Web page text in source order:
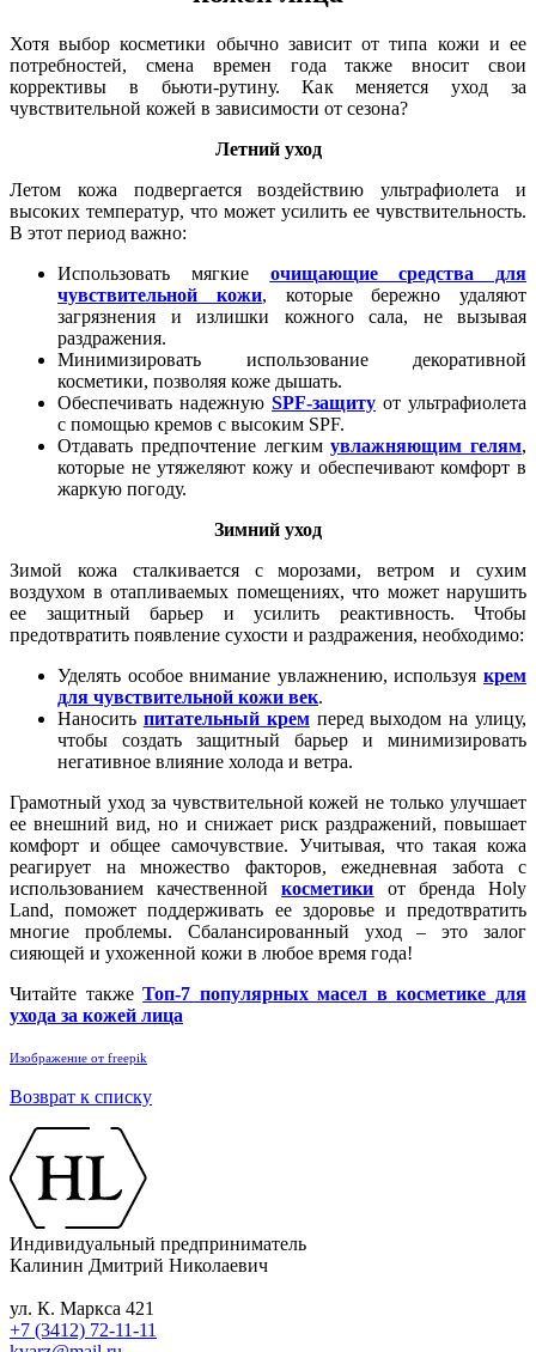
Хотя выбор косметики обычно зависит от типа кожи и ее
потребностей, смена времен года также вносит свои
коррективы в бьюти-рутину. Как меняется уход за
чувствительной кожей в зависимости от сезона?
Летний уход
Летом кожа подвергается воздействию ультрафиолета и
высоких температур, что может усилить ее чувствительность.
В этот период важно:
Использовать мягкие очищающие средства для
чувствительной кожи, которые бережно удаляют
загрязнения и излишки кожного сала, не вызывая
раздражения.
Минимизировать использование декоративной
косметики, позволяя коже дышать.
Обеспечивать надежную SPF-защиту от ультрафиолета
с помощью кремов с высоким SPF.
Отдавать предпочтение легкимувлажняющим гелям,
которые не утяжеляют кожу и обеспечивают комфорт в
жаркую погоду.
Зимний уход
Зимой кожа сталкивается с морозами, ветром и сухим
воздухом в отапливаемых помещениях, что может нарушить
ее защитный барьер и усилить реактивность. Чтобы
предотвратить появление сухости и раздражения, необходимо:
Уделять особое внимание увлажнению, используя крем
для чувствительной кожи век.
Наносить питательный кремперед выходом на улицу,
чтобы создать защитный барьер и минимизировать
негативное влияние холода и ветра.
Грамотный уход за чувствительной кожей не только улучшает
ее внешний вид, но и снижает риск раздражений, повышает
комфорт и общее самочувствие. Учитывая, что такая кожа
реагирует на множество факторов, ежедневная забота с
использованием качественнойкосметики от бренда Holy
Land, поможет поддерживать ее здоровье и предотвратить
многие проблемы. Сбалансированный уход – это залог
сияющей и ухоженной кожи в любое время года!
Читайте такжеТоп-7 популярных масел в косметике для
ухода за кожей лица
Изображение от freepik
Возврат к списку
Индивидуальный предприниматель
Калинин Дмитрий Николаевич
ул. К. Маркса 421
+7 (3412) 72-11-11